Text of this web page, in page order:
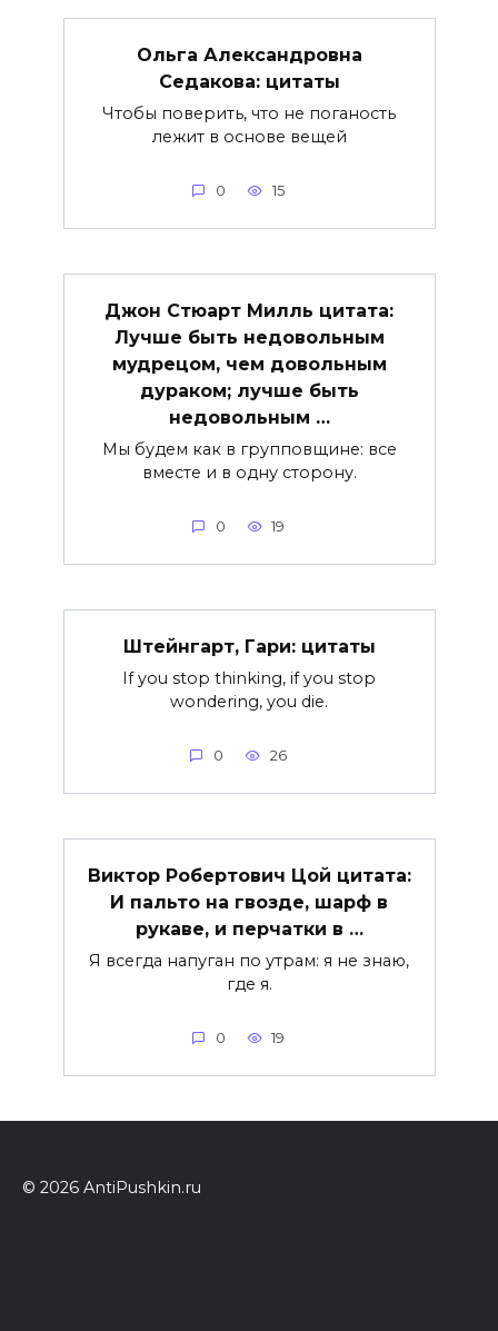
Ольга Александровна
Седакова: цитаты
Чтобы поверить, что не поганость
лежит в основе вещей
0 15
Джон Стюарт Милль цитата:
Лучше быть недовольным
мудрецом, чем довольным
дураком; лучше быть
недовольным …
Мы будем как в групповщине: все
вместе и в одну сторону.
0 19
Штейнгарт, Гари: цитаты
If you stop thinking, if you stop
wondering, you die.
0 26
Виктор Робертович Цой цитата:
И пальто на гвозде, шарф в
рукаве, и перчатки в …
Я всегда напуган по утрам: я не знаю,
где я.
0 19
© 2026 AntiPushkin.ru